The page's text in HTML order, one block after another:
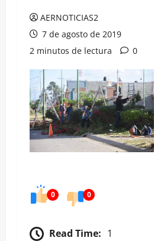
AERNOTICIAS2
7 de agosto de 2019
2 minutos de lectura
0
0 0
Read Time: 1